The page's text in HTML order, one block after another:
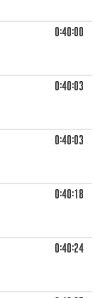
0:40:00
0:40:03
0:40:03
0:40:18
0:40:24